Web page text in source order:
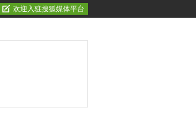
欢迎入驻搜狐媒体平台